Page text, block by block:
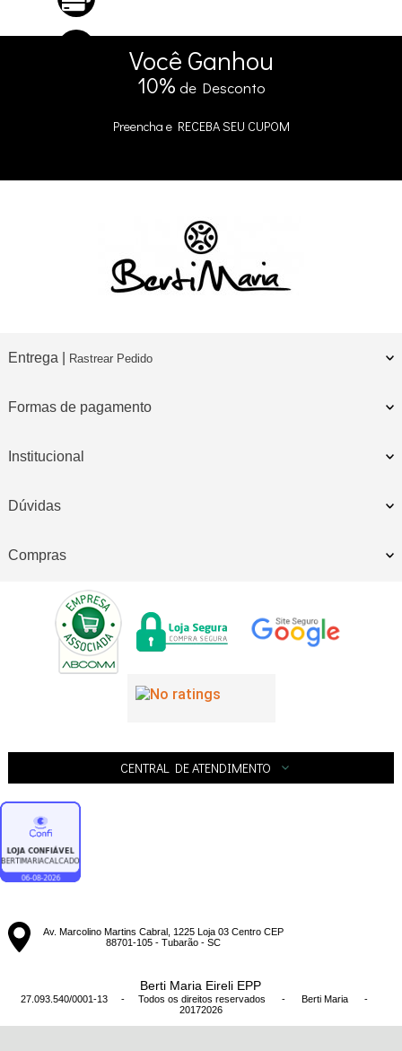
5% DE DESCONTO no Pix e Boleto
Você Ganhou
10% de Desconto
Preencha e RECEBA SEU CUPOM
Entrega | Rastrear Pedido
Formas de pagamento
Institucional
Dúvidas
Compras
CENTRAL DE ATENDIMENTO
Av. Marcolino Martins Cabral, 1225 Loja 03 Centro CEP
88701-105 - Tubarão - SC
Berti Maria Eireli EPP
27.093.540/0001-13 - Todos os direitos reservados - Berti Maria
-
20172026